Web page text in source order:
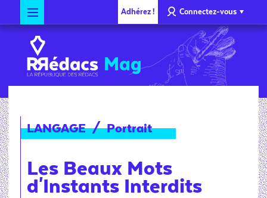
Connectez-vous
Adhérez !
Mag
LANGAGE / Portrait
Les Beaux Mots
d'Instants Interdits